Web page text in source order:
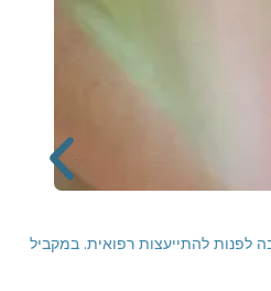
לפנות להתייעצות רפואית. במקביל